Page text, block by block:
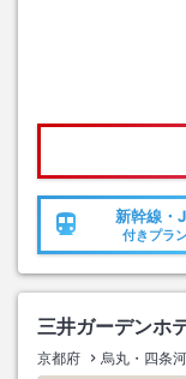
新幹線・
付きプラ
三井ガーデンホ
京都府 烏丸・四条